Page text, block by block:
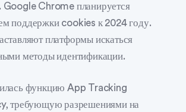
Google Chrome планируется
поддержки cookies к 2024 году.
платформы искаться
методы идентификации.
функцию App Tracking
требующую разрешениями на